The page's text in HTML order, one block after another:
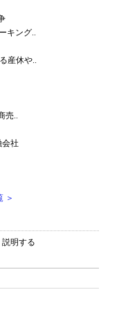
キング..
産休や..
売..
会社
＞
明する